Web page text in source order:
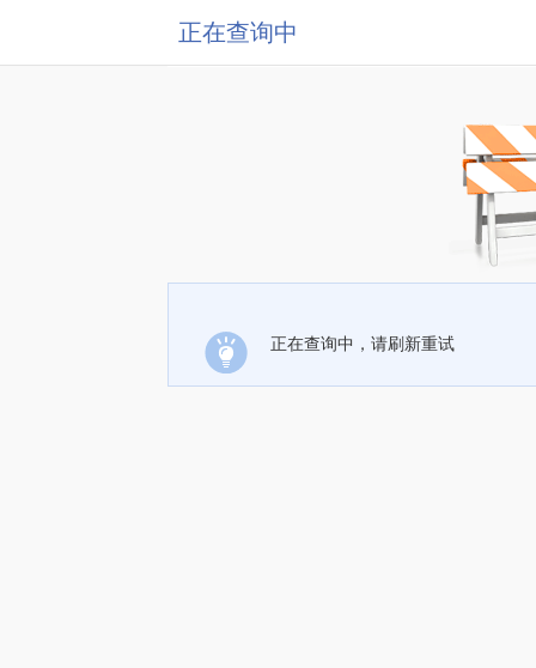
正在查询中
正在查询中，请刷新重试